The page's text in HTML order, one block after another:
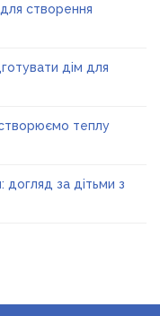
створення
дім для
створюємо теплу
догляд за дітьми з